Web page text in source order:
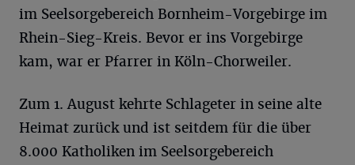
im Seelsorgebereich Bornheim-Vorgebirge im
Rhein-Sieg-Kreis. Bevor er ins Vorgebirge
kam, war er Pfarrer in Köln-Chorweiler.
Zum 1. August kehrte Schlageter in seine alte
Heimat zurück und ist seitdem für die über
8.000 Katholiken im Seelsorgebereich